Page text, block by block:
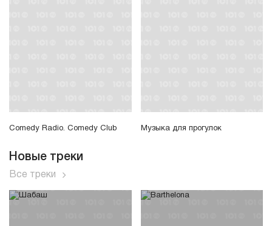
Comedy Radio. Comedy Club Музыка для прогулок
Новые треки
Все треки